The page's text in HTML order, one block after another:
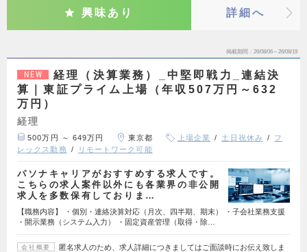
興味あり 詳細へ
掲載期間 26/08/06～26/08/19
NEW
経理（決算業務）_中堅即戦力_連結決
算｜東証プライム上場（年収507万円～632
万円）
経理
500万円 ～ 649万円 東京都 上場企業 土日祝休み
フ
レックス勤務
リモートワーク可能
パソナキャリアがおすすめする求人です。
こちらの求人案件以外にも各業界の非公開
求人を多数保有しておりま…
【職務内容】 ・個別・連絡決算対応（月次、四半期、期末） ・子会社業務支援
・開示業務（システム入力） ・固定資産管理（取得・除…
会社概要
匿名求人のため、求人詳細につきましてはご面談時にお伝え致しま